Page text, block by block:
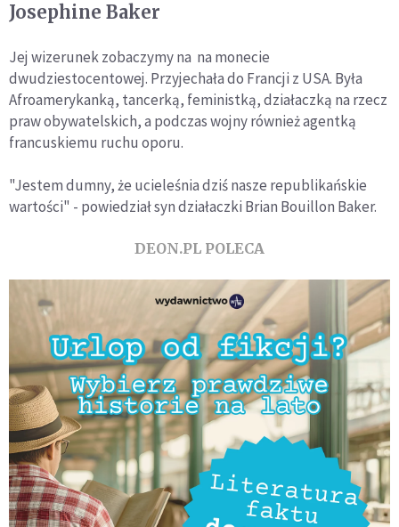
Josephine Baker
Jej wizerunek zobaczymy na na monecie
dwudziestocentowej. Przyjechała do Francji z USA. Była
Afroamerykanką, tancerką, feministką, działaczką na rzecz
praw obywatelskich, a podczas wojny również agentką
francuskiemu ruchu oporu.
"Jestem dumny, że ucieleśnia dziś nasze republikańskie
wartości" - powiedział syn działaczki Brian Bouillon Baker.
DEON.PL POLECA